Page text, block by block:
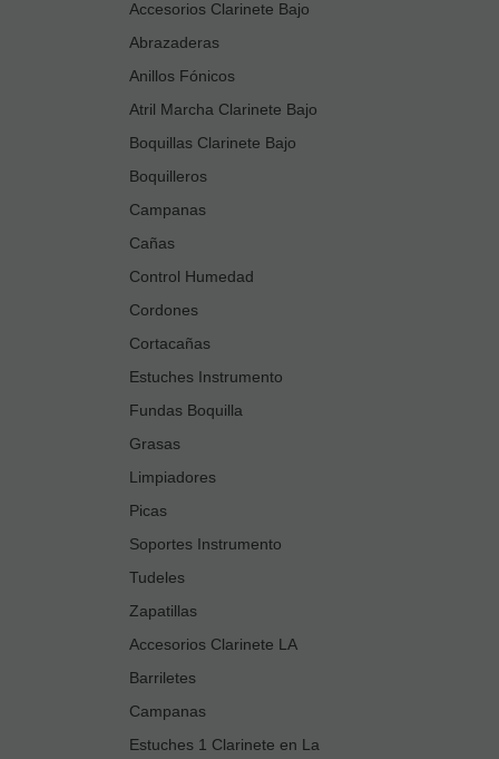
Accesorios Clarinete Bajo
Abrazaderas
Anillos Fónicos
Atril Marcha Clarinete Bajo
Boquillas Clarinete Bajo
Boquilleros
Campanas
Cañas
Control Humedad
Cordones
Cortacañas
Estuches Instrumento
Fundas Boquilla
Grasas
Limpiadores
Picas
Soportes Instrumento
Tudeles
Zapatillas
Accesorios Clarinete LA
Barriletes
Campanas
Estuches 1 Clarinete en La